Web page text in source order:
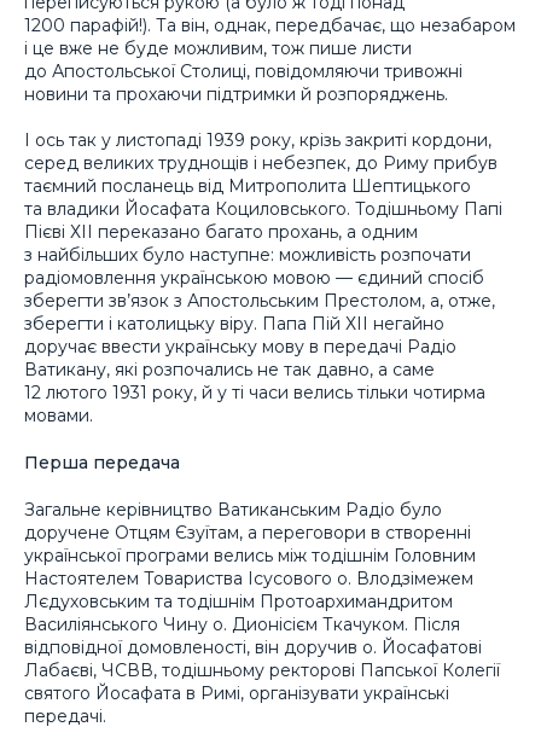
1200 парафій!). Та він, однак, передбачає, що незабаром
і це вже не буде можливим, тож пише листи
до Апостольської Столиці, повідомляючи тривожні
новини та прохаючи підтримки й розпоряджень.
І ось так у листопаді 1939 року, крізь закриті кордони,
серед великих труднощів і небезпек, до Риму прибув
таємний посланець від Митрополита Шептицького
та владики Йосафата Коциловського. Тодішньому Папі
Пієві ХІІ переказано багато прохань, а одним
з найбільших було наступне: можливість розпочати
радіомовлення українською мовою — єдиний спосіб
зберегти зв’язок з Апостольським Престолом, а, отже,
зберегти і католицьку віру. Папа Пій ХІІ негайно
доручає ввести українську мову в передачі Радіо
Ватикану, які розпочались не так давно, а саме
12 лютого 1931 року, й у ті часи велись тільки чотирма
мовами.
Перша передача
Загальне керівництво Ватиканським Радіо було
доручене Отцям Єзуїтам, а переговори в створенні
української програми велись між тодішнім Головним
Настоятелем Товариства Ісусового о. Влодзімежем
Лєдуховським та тодішнім Протоархимандритом
Василіянського Чину о. Дионісієм Ткачуком. Після
відповідної домовленості, він доручив о. Йосафатові
Лабаєві, ЧСВВ, тодішньому ректорові Папської Колегії
святого Йосафата в Римі, організувати українські
передачі.